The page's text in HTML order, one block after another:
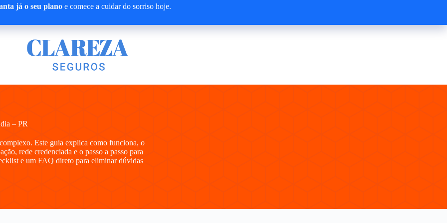
já o seu planoe comece a cuidar do sorriso hoje.
– PR
Este guia explica como funciona, o
rede credenciada e o passo a passo para
e um FAQ direto para eliminar dúvidas